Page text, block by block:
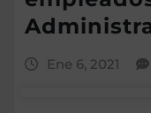
Ene 6, 2021